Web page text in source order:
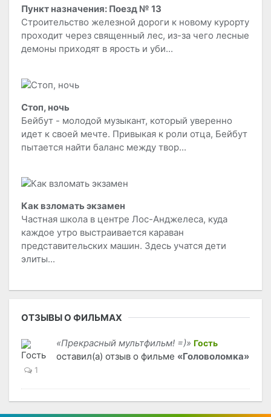
Пункт назначения: Поезд № 13
Строительство железной дороги к новому курорту
проходит через священный лес, из-за чего лесные
демоны приходят в ярость и уби...
Стоп, ночь
Бейбут - молодой музыкант, который уверенно
идет к своей мечте. Привыкая к роли отца, Бейбут
пытается найти баланс между твор...
Как взломать экзамен
Частная школа в центре Лос-Анджелеса, куда
каждое утро выстраивается караван
представительских машин. Здесь учатся дети
элиты...
ОТЗЫВЫ О ФИЛЬМАХ
«Прекрасный мультфильм! =)» Гость
оставил(а) отзыв о фильме «Головоломка»
1